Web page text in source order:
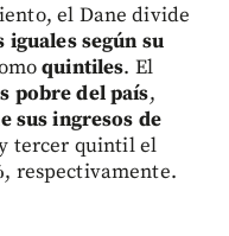
el Dane divide
según su
quintiles. El
pobre del país,
sus ingresos de
tercer quintil el
, respectivamente.